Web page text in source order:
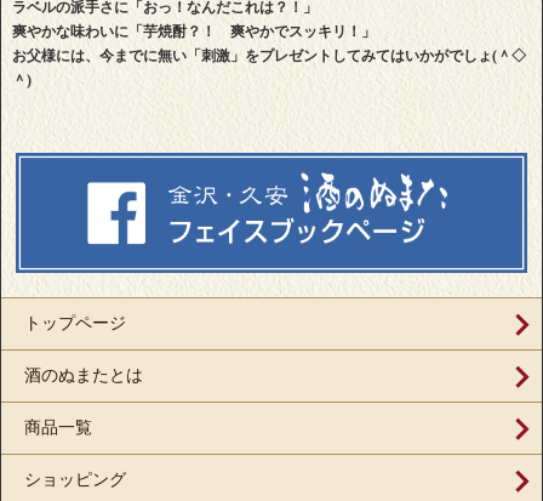
ラベルの派手さに「おっ！なんだこれは？！」
爽やかな味わいに「芋焼酎？！ 爽やかでスッキリ！」
お父様には、今までに無い「刺激」をプレゼントしてみてはいかがでしょ(＾◇
＾)
トップページ
酒のぬまたとは
商品一覧
ショッピング